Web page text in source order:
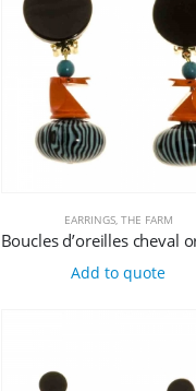
EARRINGS, THE FARM
Add to quote